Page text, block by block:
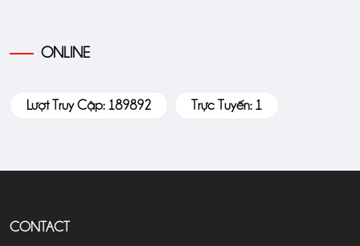
ONLINE
Lượt Truy Cập: 189892 Trực Tuyến: 1
CONTACT